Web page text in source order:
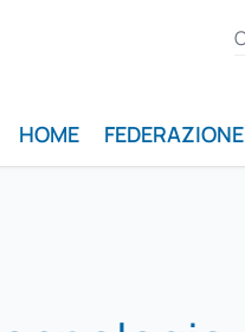
HOME FEDERAZIONE